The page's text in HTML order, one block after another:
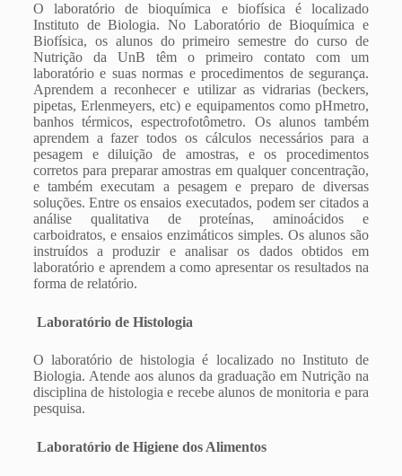
O laboratório de bioquímica e biofísica é localizado
Instituto de Biologia. No Laboratório de Bioquímica e
Biofísica, os alunos do primeiro semestre do curso de
Nutrição da UnB têm o primeiro contato com um
laboratório e suas normas e procedimentos de segurança.
Aprendem a reconhecer e utilizar as vidrarias (beckers,
pipetas, Erlenmeyers, etc) e equipamentos como pHmetro,
banhos térmicos, espectrofotômetro. Os alunos também
aprendem a fazer todos os cálculos necessários para a
pesagem e diluição de amostras, e os procedimentos
corretos para preparar amostras em qualquer concentração,
e também executam a pesagem e preparo de diversas
soluções. Entre os ensaios executados, podem ser citados a
análise qualitativa de proteínas, aminoácidos e
carboidratos, e ensaios enzimáticos simples. Os alunos são
instruídos a produzir e analisar os dados obtidos em
laboratório e aprendem a como apresentar os resultados na
forma de relatório.
Laboratório de Histologia
O laboratório de histologia é localizado no Instituto de
Biologia. Atende aos alunos da graduação em Nutrição na
disciplina de histologia e recebe alunos de monitoria e para
pesquisa.
Laboratório de Higiene dos Alimentos